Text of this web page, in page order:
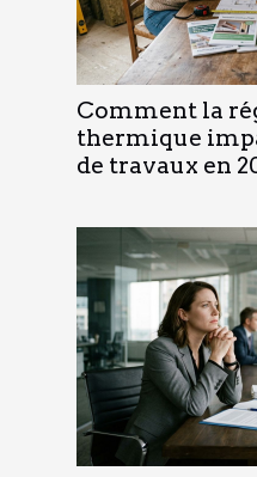
Comment la
thermique
de travaux en